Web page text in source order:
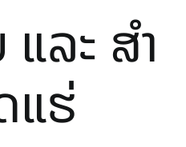
ລະ ສໍາ
ຮ່